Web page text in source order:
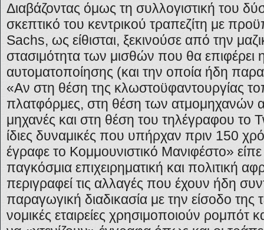
Διαβάζοντας όμως τη συλλογιστική του
σκεπτικό του κεντρικού τραπεζίτη με
Sachs, ως είθισται, ξεκινούσε από την
στασιμότητα των μισθών που θα επιφέρει
αυτοματοποίησης (και την οποία ήδη
«Αν στη θέση της κλωστοϋφαντουργίας
πλατφόρμες, στη θέση των ατμομηχανών
μηχανές και στη θέση του τηλέγραφου το
ίδιες δυναμικές που υπήρχαν πριν 150
έγραφε το Κομμουνιστικό Μανιφέστο»
παγκόσμια επιχειρηματική και πολιτική
περιγραφεί τις αλλαγές που έχουν ήδη
παραγωγική διαδικασία με την είσοδο
νομικές εταιρείες χρησιμοποιούν ρομπότ